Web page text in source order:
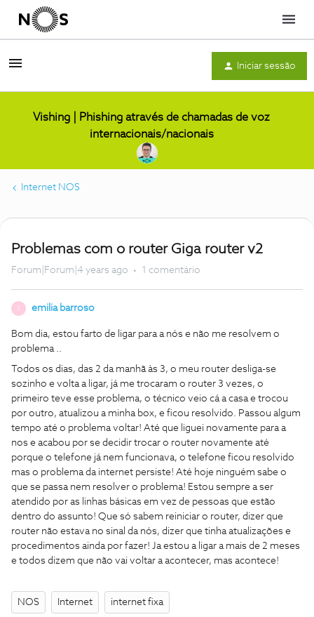
Menu
Iniciar sessão
Vishing | Phishing através de chamadas de voz
internacionais/nacionais
Internet NOS
Problemas com o router Giga router v2
Forum|Forum|4 years ago 1 comentário
emilia barroso
Bom dia, estou farto de ligar para a nós e não me resolvem o
problema ..
Todos os dias, das 2 da manhã às 3, o meu router desliga-se
sozinho e volta a ligar, já me trocaram o router 3 vezes, o
primeiro teve esse problema, o técnico veio cá a casa e trocou
por outro, atualizou a minha box, e ficou resolvido. Passou algum
tempo até o problema voltar! Até que liguei novamente para a
nos e acabou por se decidir trocar o router novamente até
porque o telefone já nem funcionava, o telefone ficou resolvido
mas o problema da internet persiste! Até hoje ninguém sabe o
que se passa nem resolver o problema! Estou sempre a ser
atendido por as linhas básicas em vez de pessoas que estão
dentro do assunto! Que só sabem reiniciar o router, dizer que
router não estava no sinal da nós, dizer que tinha atualizações e
procedimentos ainda por fazer! Ja estou a ligar a mais de 2 meses
e todos dizem que não vai voltar a acontecer, mas acontece!
NOS Internet internet fixa